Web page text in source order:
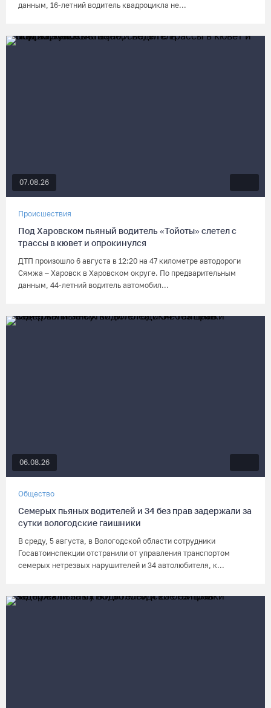
данным, 16-летний водитель квадроцикла не...
07.08.26
Происшествия
Под Харовском пьяный водитель «Тойоты» слетел с
трассы в кювет и опрокинулся
ДТП произошло 6 августа в 12:20 на 47 километре автодороги
Сямжа – Харовск в Харовском округе. По предварительным
данным, 44-летний водитель автомобил...
06.08.26
Общество
Семерых пьяных водителей и 34 без прав задержали за
сутки вологодские гаишники
В среду, 5 августа, в Вологодской области сотрудники
Госавтоинспекции отстранили от управления транспортом
семерых нетрезвых нарушителей и 34 автолюбителя, к...